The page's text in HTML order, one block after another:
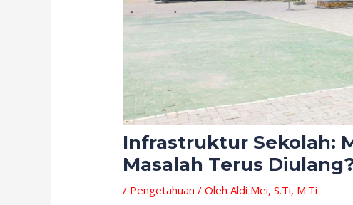
Infrastruktur Sekolah:
Masalah Terus
/ Pengetahuan / OlehAldi Mei, S.Ti, M.Ti